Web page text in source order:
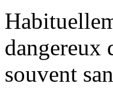
dangereux
souvent